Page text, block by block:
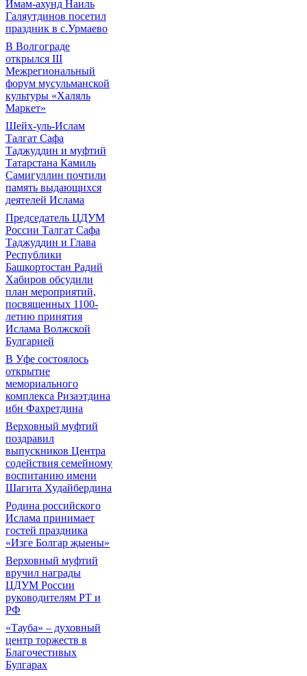
Имам-ахунд Наиль
Галяутдинов посетил
праздник в с.Урмаево
В Волгограде
открылся III
Межрегиональный
форум мусульманской
культуры «Халяль
Маркет»
Шейх-уль-Ислам
Талгат Сафа
Таджуддин и муфтий
Татарстана Камиль
Самигуллин почтили
память выдающихся
деятелей Ислама
Председатель ЦДУМ
России Талгат Сафа
Таджуддин и Глава
Республики
Башкортостан Радий
Хабиров обсудили
план мероприятий,
посвященных 1100-
летию принятия
Ислама Волжской
Булгарией
В Уфе состоялось
открытие
мемориального
комплекса Ризаэтдина
ибн Фахретдина
Верховный муфтий
поздравил
выпускников Центра
содействия семейному
воспитанию имени
Шагита Худайбердина
Родина российского
Ислама принимает
гостей праздника
«Изге Болгар җыены»
Верховный муфтий
вручил награды
ЦДУМ России
руководителям РТ и
РФ
«Тауба» – духовный
центр торжеств в
Благочестивых
Булгарах